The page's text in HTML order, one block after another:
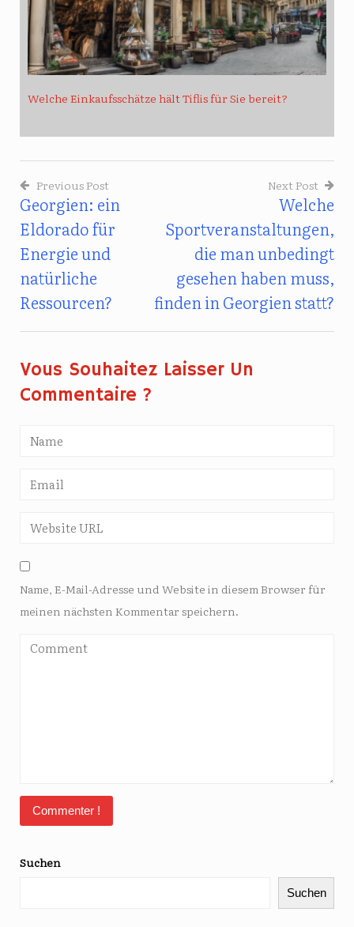
Welche Einkaufsschätze hält Tiflis für Sie bereit?
Beitragsnavigation
Previous Post
Georgien: ein
Eldorado für
Energie und
natürliche
Ressourcen?
Next Post
Welche
Sportveranstaltungen,
die man unbedingt
gesehen haben muss,
finden in Georgien statt?
Vous Souhaitez Laisser Un
Commentaire ?
Name, E-Mail-Adresse und Website in diesem Browser für
meinen nächsten Kommentar speichern.
Suchen
Suchen